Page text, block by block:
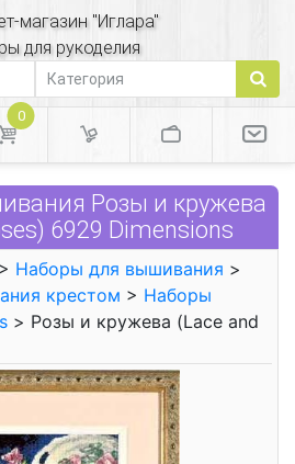
магазин "Иглара"
для рукоделия
0
Розы и кружева
6929 Dimensions
> Наборы для вышивания >
крестом > Наборы
> Розы и кружева (Lace and